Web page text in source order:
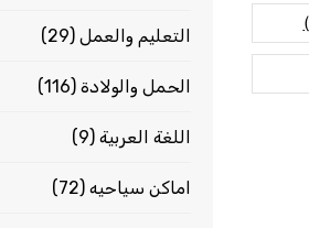
التعليم والعمل (29)
الحمل والولادة (116)
اللغة العربية (9)
اماكن سياحيه (72)